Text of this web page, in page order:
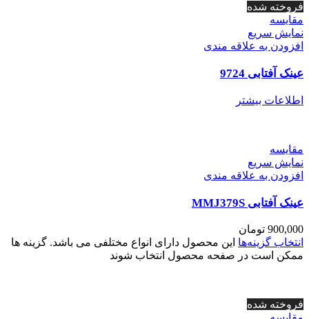
فروخته شده
مقايسه
نمایش سریع
افزودن به علاقه مندی
عینک آفتابی 9724
اطلاعات بیشتر
مقايسه
نمایش سریع
افزودن به علاقه مندی
عینک آفتابی MMJ379S
900,000 تومان
انتخاب گزینه‌ها این محصول دارای انواع مختلفی می باشد. گزینه ها
ممکن است در صفحه محصول انتخاب شوند
فروخته شده